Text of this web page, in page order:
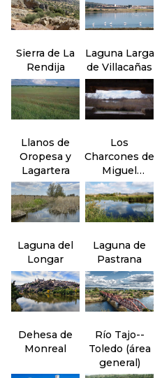
Sierra de La
Rendija
Laguna Larga
de Villacañas
Llanos de
Oropesa y
Lagartera
Los
Charcones de
Miguel
Esteban
Laguna del
Longar
Laguna de
Pastrana
Dehesa de
Monreal
Río Tajo--
Toledo (área
general)